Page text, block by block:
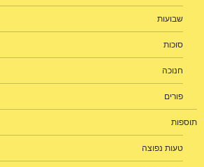
שבועות
סוכות
חנוכה
פורים
תוספות
טעות נפוצה